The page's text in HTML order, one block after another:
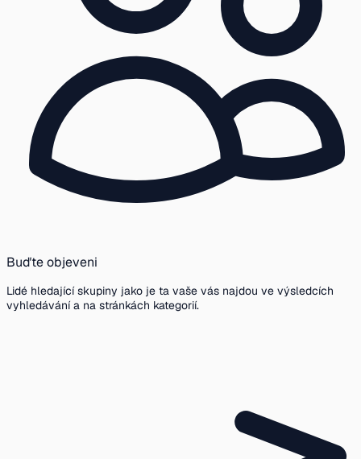
Buďte objeveni
Lidé hledající skupiny jako je ta vaše vás najdou ve výsledcích
vyhledávání a na stránkách kategorií.